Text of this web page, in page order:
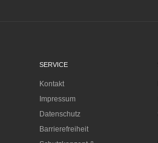
SERVICE
Kontakt
Impressum
Datenschutz
Barrierefreiheit